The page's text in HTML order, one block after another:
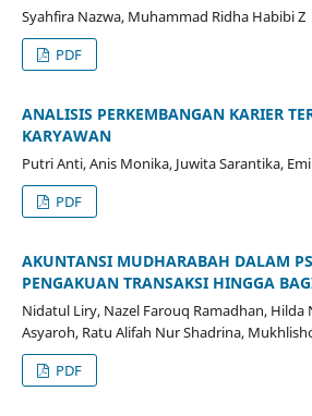
Syahfira Nazwa, Muhammad Ridha Habibi Z
PDF
ANALISIS PERKEMBANGAN KARIER
KARYAWAN
Putri Anti, Anis Monika, Juwita Sarantika,
PDF
AKUNTANSI MUDHARABAH DALAM
PENGAKUAN TRANSAKSI HINGGA
Nidatul Liry, Nazel Farouq Ramadhan, Hilda
Asyaroh, Ratu Alifah Nur Shadrina,
PDF